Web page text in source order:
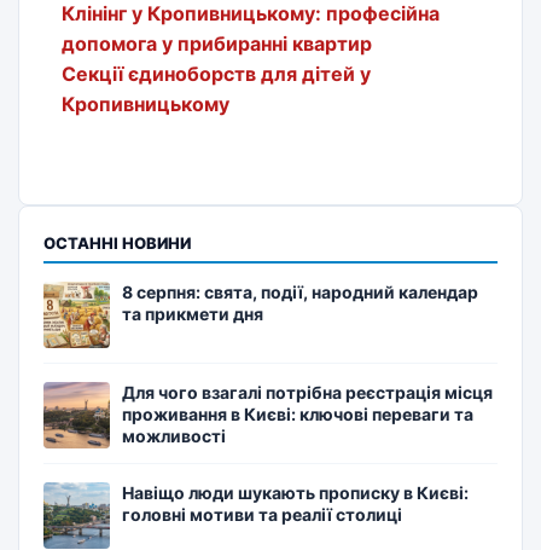
Клінінг у Кропивницькому: професійна
допомога у прибиранні квартир
Секції єдиноборств для дітей у
Кропивницькому
ОСТАННІ НОВИНИ
8 серпня: свята, події, народний календар
та прикмети дня
Для чого взагалі потрібна реєстрація місця
проживання в Києві: ключові переваги та
можливості
Навіщо люди шукають прописку в Києві:
головні мотиви та реалії столиці